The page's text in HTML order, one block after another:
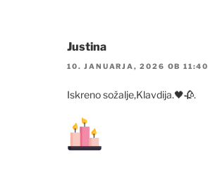
Justina
10. JANUARJA, 2026 OB 11:40
Iskreno sožalje,Klavdija.🖤🥀.